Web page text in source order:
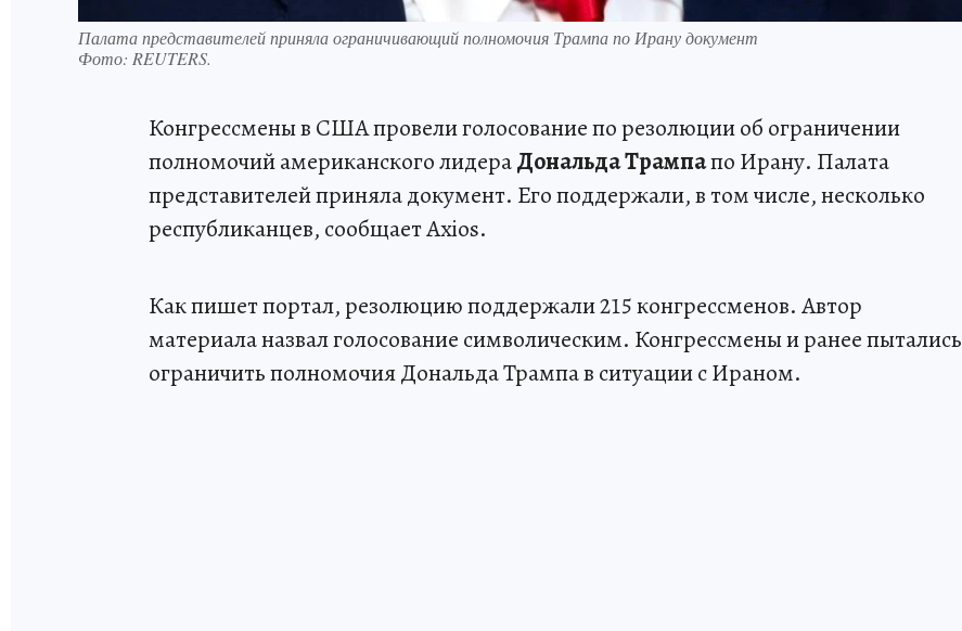
Палата представителей приняла ограничивающий полномочия Трампа по Ирану документ
Фото: REUTERS.
Конгрессмены в США провели голосование по резолюции об ограничении
полномочий американского лидераДональда Трампапо Ирану. Палата
представителей приняла документ. Его поддержали, в том числе, несколько
республиканцев, сообщает Axios.
Как пишет портал, резолюцию поддержали 215 конгрессменов. Автор
материала назвал голосование символическим. Конгрессмены и ранее пытались
ограничить полномочия Дональда Трампа в ситуации с Ираном.